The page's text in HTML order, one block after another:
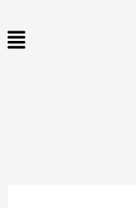
텐
Menu